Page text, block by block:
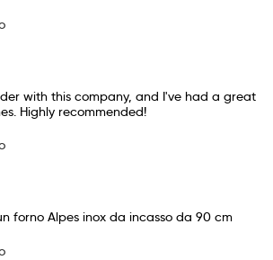
with this company, and I've had a great
Highly recommended!
forno Alpes inox da incasso da 90 cm